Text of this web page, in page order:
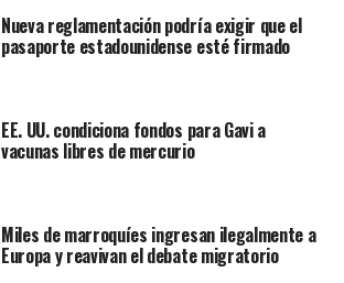
Nueva reglamentación podría exigir que el
pasaporte estadounidense esté firmado
EE. UU. condiciona fondos para Gavi a
vacunas libres de mercurio
Miles de marroquíes ingresan ilegalmente a
Europa y reavivan el debate migratorio